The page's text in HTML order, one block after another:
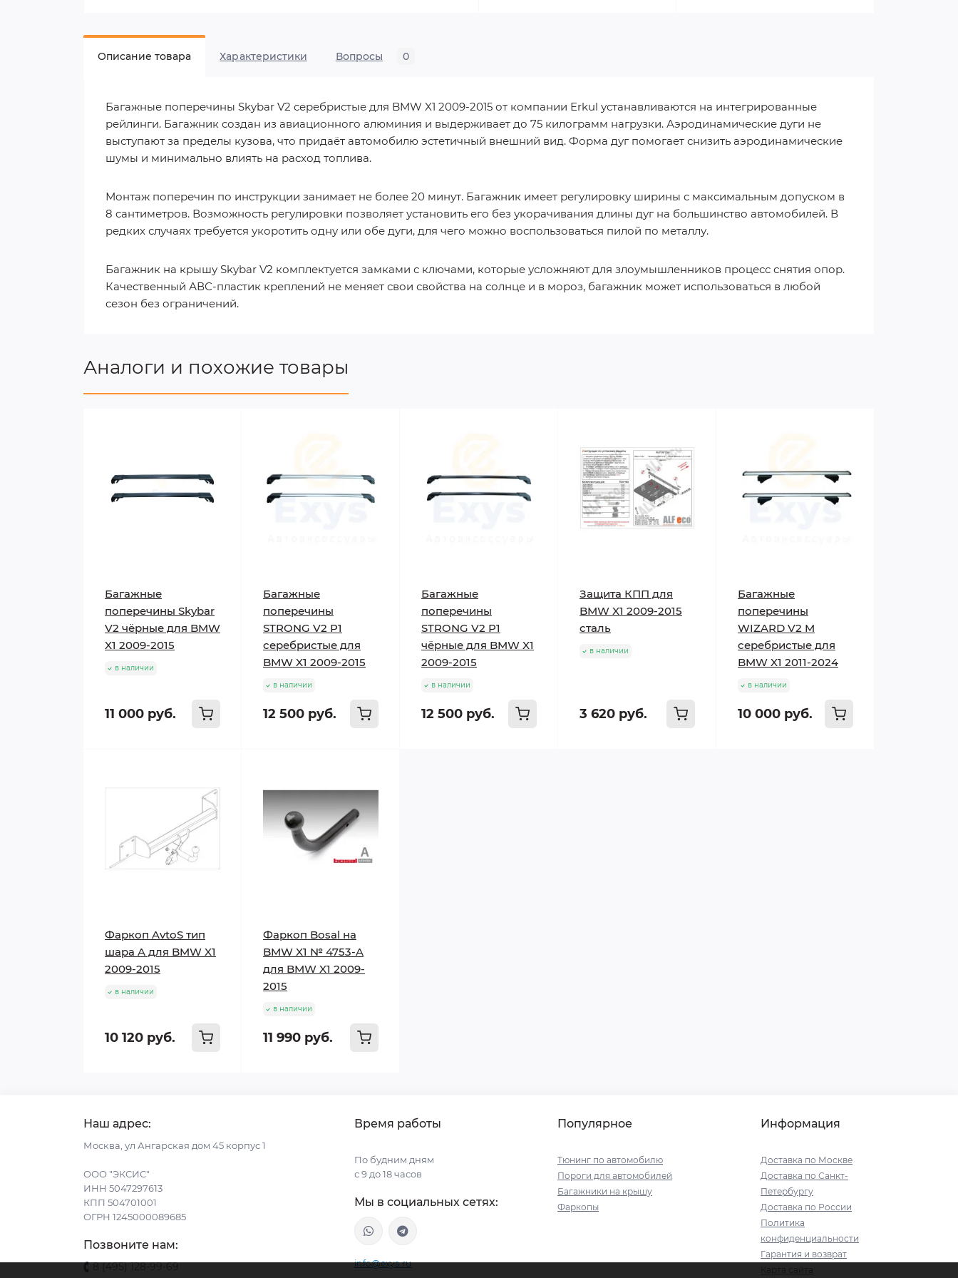
Описание товара Характеристики Вопросы 0
Багажные поперечины Skybar V2 серебристые для BMW X1 2009-2015 от компании Erkul устанавливаются на интегрированные
рейлинги. Багажник создан из авиационного алюминия и выдерживает до 75 килограмм нагрузки. Аэродинамические дуги не
выступают за пределы кузова, что придаёт автомобилю эстетичный внешний вид. Форма дуг помогает снизить аэродинамические
шумы и минимально влиять на расход топлива.
Монтаж поперечин по инструкции занимает не более 20 минут. Багажник имеет регулировку ширины с максимальным допуском в
8 сантиметров. Возможность регулировки позволяет установить его без укорачивания длины дуг на большинство автомобилей. В
редких случаях требуется укоротить одну или обе дуги, для чего можно воспользоваться пилой по металлу.
Багажник на крышу Skybar V2 комплектуется замками с ключами, которые усложняют для злоумышленников процесс снятия опор.
Качественный АВС-пластик креплений не меняет свои свойства на солнце и в мороз, багажник может использоваться в любой
сезон без ограничений.
Аналоги и похожие товары
Багажные
поперечины Skybar
V2 чёрные для BMW
X1 2009-2015
в наличии
11 000 руб.
Багажные
поперечины
STRONG V2 P1
серебристые для
BMW X1 2009-2015
в наличии
12 500 руб.
Багажные
поперечины
STRONG V2 P1
чёрные для BMW X1
2009-2015
в наличии
12 500 руб.
Защита КПП для
BMW X1 2009-2015
сталь
в наличии
3 620 руб.
Багажные
поперечины
WIZARD V2 M
серебристые для
BMW X1 2011-2024
в наличии
10 000 руб.
Фаркоп AvtoS тип
шара A для BMW X1
2009-2015
в наличии
10 120 руб.
Фаркоп Bosal на
BMW X1 № 4753-A
для BMW X1 2009-
2015
в наличии
11 990 руб.
Наш адрес:
Москва, ул Ангарская дом 45 корпус 1
ООО "ЭКСИС"
ИНН 5047297613
КПП 504701001
ОГРН 1245000089685
Позвоните нам:
8 (495) 128-99-69
Время работы
По будним дням
с 9 до 18 часов
Мы в социальных сетях:
info@exys.ru
Популярное
Тюнинг по автомобилю
Пороги для автомобилей
Багажники на крышу
Фаркопы
Информация
Доставка по Москве
Доставка по Санкт-
Петербургу
Доставка по России
Политика
конфиденциальности
Гарантия и возврат